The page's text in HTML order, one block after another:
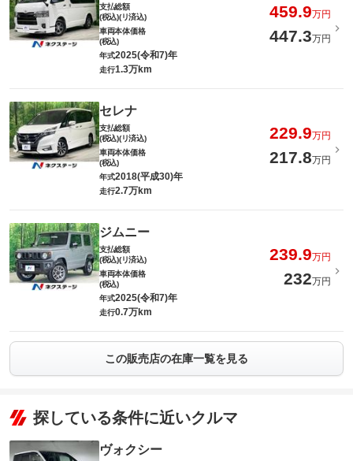
支払総額
(税込)(リ済込)
459.9万円
車両本体価格
(税込)
447.3万円
年式2025(令和7)年
走行1.3万km
セレナ
支払総額
(税込)(リ済込)
229.9万円
車両本体価格
(税込)
217.8万円
年式2018(平成30)年
走行2.7万km
ジムニー
支払総額
(税込)(リ済込)
239.9万円
車両本体価格
(税込)
232万円
年式2025(令和7)年
走行0.7万km
この販売店の在庫一覧を見る
探している条件に近いクルマ
ヴォクシー